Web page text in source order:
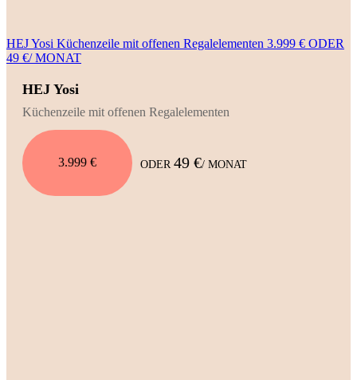
HEJ Yosi Küchenzeile mit offenen Regalelementen 3.999 € ODER
49 €/ MONAT
HEJ Yosi
Küchenzeile mit offenen Regalelementen
3.999 € ODER 49 €/ MONAT